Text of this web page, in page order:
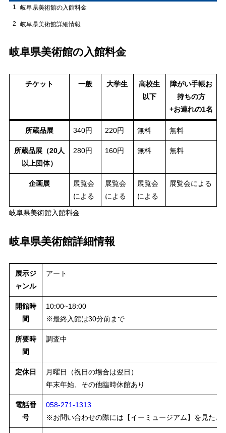
1 岐阜県美術館の入館料金
2 岐阜県美術館詳細情報
岐阜県美術館の入館料金
チケット 一般 大学生
高校生
以下
障がい手帳お
持ちの方
+お連れの1名
所蔵品展 340円 220円 無料 無料
所蔵品展（20人
以上団体）
280円 160円 無料 無料
企画展
展覧会
による
展覧会
による
展覧会
による
展覧会による
岐阜県美術館入館料金
岐阜県美術館詳細情報
展示ジ
ャンル
アート
開館時
間
10:00~18:00
※最終入館は30分前まで
所要時
間
調査中
定休日
月曜日（祝日の場合は翌日）
年末年始、その他臨時休館あり
電話番
号
058-271-1313
※お問い合わせの際には【イーミュージアム】を見たと